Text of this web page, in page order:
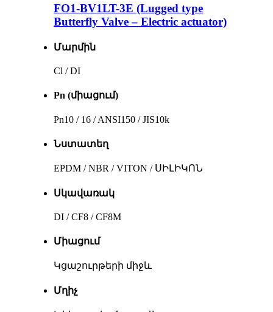
FO1-BV1LT-3E (Lugged type
Butterfly Valve – Electric actuator)
Մարմին
Cl / DI
Pn (միացում)
Pn10 / 16 / ANSI150 / JIS10k
Նստատեղ
EPDM / NBR / VITON / ՍԻԼԻԿՈՆ
Սկավառակ
DI / CF8 / CF8M
Միացում
Կցաշուրթերի միջև
Մղիչ